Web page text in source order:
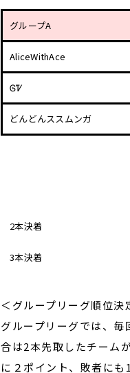
グループA
AliceWithAce
ᎶᏤ
どんどんススムンガ
2本決着
3本決着
＜グループリーグ順位決
グループリーグでは、
合は2本先取したチーム
に２ポイント、敗者に